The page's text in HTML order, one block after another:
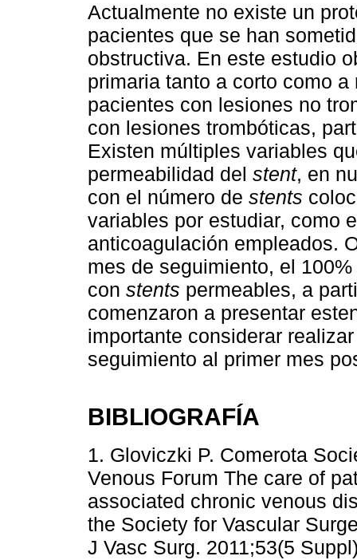
Actualmente no existe un
pacientes que se han
obstructiva. En este estudio
primaria tanto a corto como
pacientes con lesiones no
con lesiones trombóticas,
Existen múltiples variables
permeabilidad del stent, en
con el número de stents
variables por estudiar, como
anticoagulación empleados.
mes de seguimiento, el
con stents permeables, a
comenzaron a presentar
importante considerar
seguimiento al primer mes
BIBLIOGRAFÍA
1. Gloviczki P. Comerota
Venous Forum The care of
associated chronic venous
the Society for Vascular
J Vasc Surg. 2011;53(5